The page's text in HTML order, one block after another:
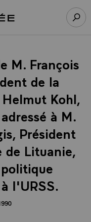
l’accueil Élysée
M. François
de la
Kohl,
à M.
Président
de Lituanie,
l'URSS.